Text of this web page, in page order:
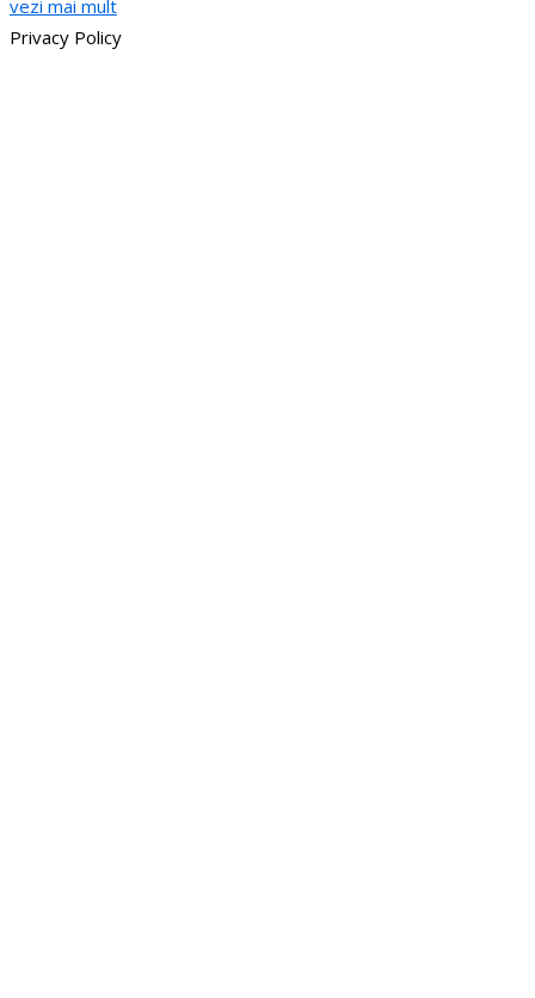
vezi mai mult
Privacy Policy